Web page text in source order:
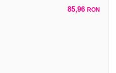
85,96 RON